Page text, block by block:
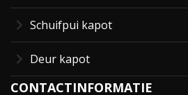
Schuifpui kapot
Deur kapot
CONTACTINFORMATIE